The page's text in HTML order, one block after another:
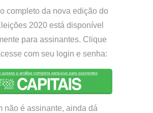
completo da nova edição do
2020 está disponível
para assinantes. Clique
com seu login e senha:
não é assinante, ainda dá